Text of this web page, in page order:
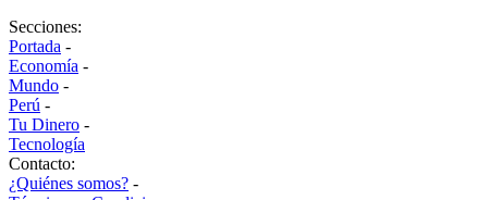
Secciones:
Portada -
Economía -
Mundo -
Perú -
Tu Dinero -
Tecnología
Contacto:
¿Quiénes somos? -